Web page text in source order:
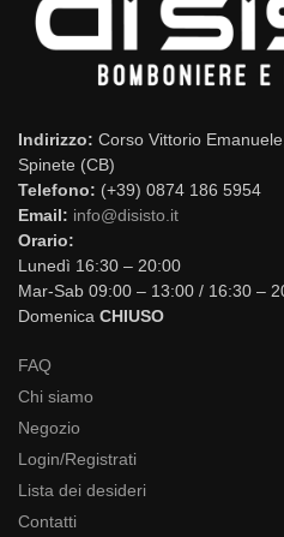
Indirizzo: Corso Vittorio
Spinete (CB)
Telefono: (+39) 0874 186 5954
Email: info@disisto.it
Orario:
Lunedì 16:30 – 20:00
Mar-Sab 09:00 – 13:00 / 16:30 –
Domenica CHIUSO
FAQ
Chi siamo
Negozio
Login/Registrati
Lista dei desideri
Contatti